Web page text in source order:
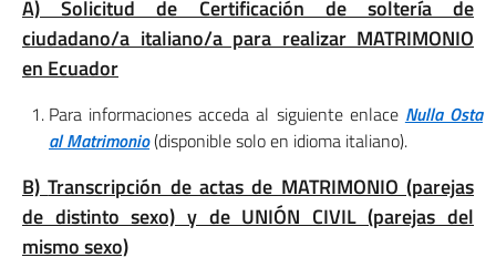
A) Solicitud de Certificación de soltería de
ciudadano/a italiano/a para realizar MATRIMONIO
en Ecuador
Para informaciones acceda al siguiente enlace Nulla Osta
al Matrimonio(disponible solo en idioma italiano).
B)Transcripción de actas de MATRIMONIO (parejas
de distinto sexo) y de UNIÓN CIVIL (parejas del
mismo sexo)